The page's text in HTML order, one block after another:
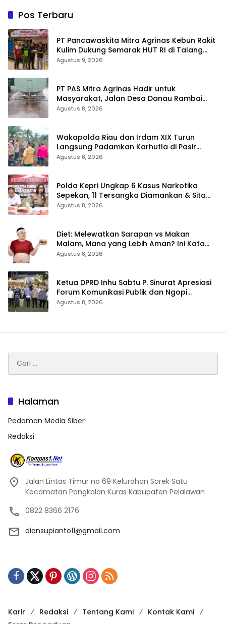
Pos Terbaru
‎PT Pancawaskita Mitra Agrinas Kebun Rakit
Kulim Dukung Semarak HUT RI di Talang
Perigi
Agustus 9, 2026
‎PT PAS Mitra Agrinas Hadir untuk
Masyarakat, Jalan Desa Danau Rambai
Dirawat dan Disiram
Agustus 8, 2026
Wakapolda Riau dan Irdam XIX Turun
Langsung Padamkan Karhutla di Pasir
Limau Kapas Rohil
Agustus 8, 2026
Polda Kepri Ungkap 6 Kasus Narkotika
Sepekan, 11 Tersangka Diamankan & Sita
402 Gram Sabu
Agustus 8, 2026
Diet: Melewatkan Sarapan vs Makan
Malam, Mana yang Lebih Aman? Ini Kata
Dokter
Agustus 8, 2026
Ketua DPRD Inhu Sabtu P. Sinurat Apresiasi
Forum Komunikasi Publik dan Ngopi
Bersama Kejari Inhu
Agustus 8, 2026
untuk:
Halaman
Pedoman Media Siber
Redaksi
Jalan Lintas Timur no 69 Kelurahan Sorek Satu
Kecamatan Pangkalan Kuras Kabupaten Pelalawan
0822 8366 2176
diansupianto11@gmail.com
Karir Redaksi Tentang Kami
Kontak Kami